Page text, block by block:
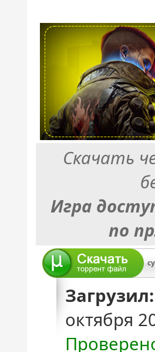
Скачать
Игра
по
Загрузил:
октября